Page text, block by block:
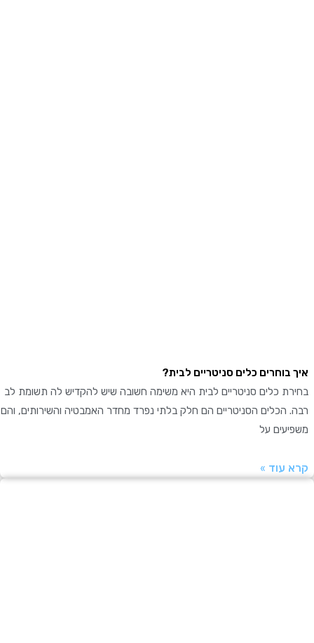
כלים סניטריים לבית?
כלים סניטריים לבית היא משימה חשובה שיש להקדיש לה תשומת לב
הסניטריים הם חלק בלתי נפרד מחדר האמבטיה והשירותים, והם
על
»